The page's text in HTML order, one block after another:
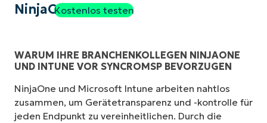
NinjaOneKostenlos testen
WARUM IHRE BRANCHENKOLLEGEN NINJAONE
UND INTUNE VOR SYNCROMSP BEVORZUGEN
NinjaOne und Microsoft Intune arbeiten nahtlos
zusammen, um Gerätetransparenz und -kontrolle für
jeden Endpunkt zu vereinheitlichen. Durch die